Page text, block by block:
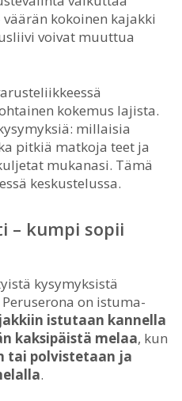
kokoinen kajakki
voivat muuttua
kokemus lajista.
millaisia
pitkiä matkoja teet ja
mukanasi. Tämä
keskustelussa.
– kumpi sopii
kysymyksistä
on istuma-
istutaan kannella
kaksipäistä melaa, kun
tai polvistetaan ja
.